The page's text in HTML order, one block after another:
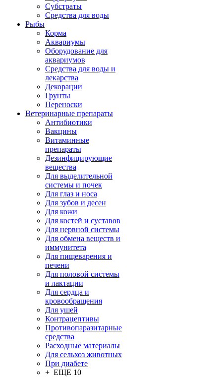
Субстраты
Средства для воды
Рыбы
Корма
Аквариумы
Оборудование для
аквариумов
Средства для воды и
лекарства
Декорации
Грунты
Переноски
Ветеринарные препараты
Антибиотики
Вакцины
Витаминные
препараты
Дезинфицирующие
вещества
Для выделительной
системы и почек
Для глаз и носа
Для зубов и десен
Для кожи
Для костей и суставов
Для нервной системы
Для обмена веществ и
иммунитета
Для пищеварения и
печени
Для половой системы
и лактации
Для сердца и
кровообращения
Для ушей
Контрацептивы
Противопаразитарные
средства
Расходные материалы
Для сельхоз животных
При диабете
+ ЕЩЕ 10